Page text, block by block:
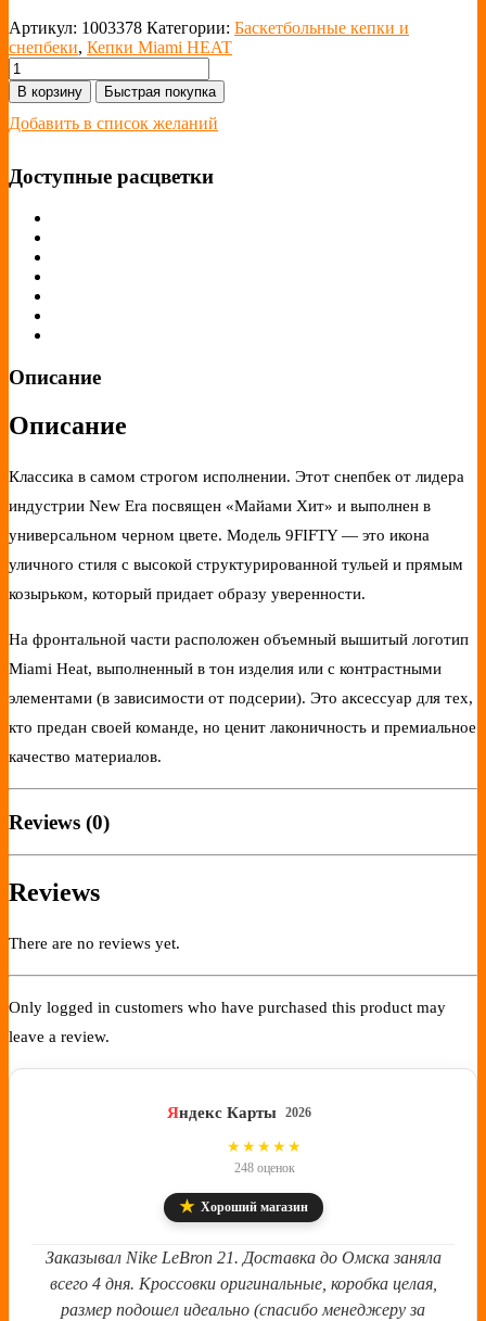
Артикул: 1003378 Категории: Баскетбольные кепки и
снепбеки, Кепки Miami HEAT
В корзину Быстрая покупка
Добавить в список желаний
Доступные расцветки
Описание
Описание
Классика в самом строгом исполнении. Этот снепбек от лидера
индустрии New Era посвящен «Майами Хит» и выполнен в
универсальном черном цвете. Модель 9FIFTY — это икона
уличного стиля с высокой структурированной тульей и прямым
козырьком, который придает образу уверенности.
На фронтальной части расположен объемный вышитый логотип
Miami Heat, выполненный в тон изделия или с контрастными
элементами (в зависимости от подсерии). Это аксессуар для тех,
кто предан своей команде, но ценит лаконичность и премиальное
качество материалов.
Reviews (0)
Reviews
There are no reviews yet.
Only logged in customers who have purchased this product may
leave a review.
Яндекс Карты 2026
★★★★★
248 оценок
★ Хороший магазин
Заказывал Nike LeBron 21. Доставка до Омска заняла
всего 4 дня. Кроссовки оригинальные, коробка целая,
размер подошел идеально (спасибо менеджеру за